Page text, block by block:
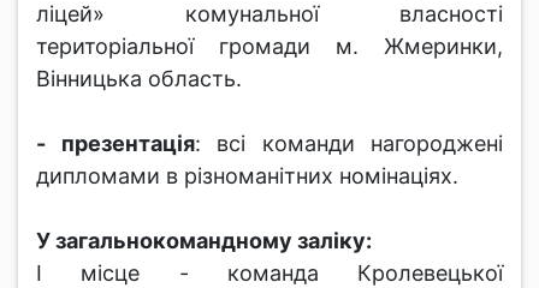
ліцей» комунальної власності
територіальної громади м. Жмеринки,
Вінницька область.
- презентація: всі команди нагороджені
дипломами в різноманітних номінаціях.
У загальнокомандному заліку:
І місце - команда Кролевецької